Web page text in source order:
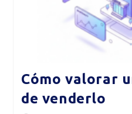
Cómo valorar
de venderlo